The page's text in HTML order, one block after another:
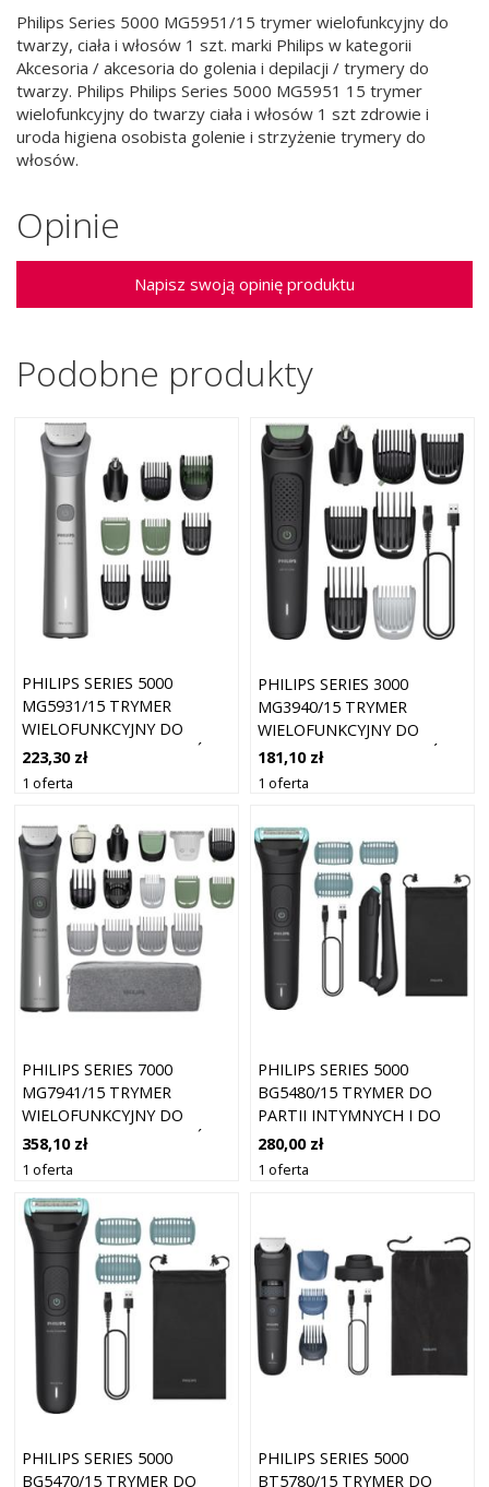
Philips Series 5000 MG5951/15 trymer wielofunkcyjny do
twarzy, ciała i włosów 1 szt. marki Philips w kategorii
Akcesoria / akcesoria do golenia i depilacji / trymery do
twarzy. Philips Philips Series 5000 MG5951 15 trymer
wielofunkcyjny do twarzy ciała i włosów 1 szt zdrowie i
uroda higiena osobista golenie i strzyżenie trymery do
włosów.
Opinie
Napisz swoją opinię produktu
Podobne produkty
PHILIPS SERIES 5000
MG5931/15 TRYMER
WIELOFUNKCYJNY DO
TWARZY, CIAŁA I WŁOSÓW
1 SZT.
223,30 zł
1 oferta
PHILIPS SERIES 3000
MG3940/15 TRYMER
WIELOFUNKCYJNY DO
TWARZY, CIAŁA I WŁOSÓW
1 SZT.
181,10 zł
1 oferta
PHILIPS SERIES 7000
MG7941/15 TRYMER
WIELOFUNKCYJNY DO
TWARZY, CIAŁA I WŁOSÓW
1 SZT.
358,10 zł
1 oferta
PHILIPS SERIES 5000
BG5480/15 TRYMER DO
PARTII INTYMNYCH I DO
CIAŁA 1 SZT.
280,00 zł
1 oferta
PHILIPS SERIES 5000
BG5470/15 TRYMER DO
PHILIPS SERIES 5000
BT5780/15 TRYMER DO